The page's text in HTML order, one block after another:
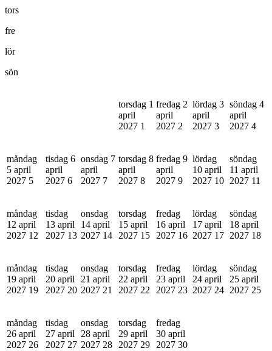
tors
fre
lör
sön
torsdag 1
april
2027 1
fredag 2
april
2027 2
lördag 3
april
2027 3
söndag 4
april
2027 4
måndag
5 april
2027 5
tisdag 6
april
2027 6
onsdag 7
april
2027 7
torsdag 8
april
2027 8
fredag 9
april
2027 9
lördag
10 april
2027 10
söndag
11 april
2027 11
måndag
12 april
2027 12
tisdag
13 april
2027 13
onsdag
14 april
2027 14
torsdag
15 april
2027 15
fredag
16 april
2027 16
lördag
17 april
2027 17
söndag
18 april
2027 18
måndag
19 april
2027 19
tisdag
20 april
2027 20
onsdag
21 april
2027 21
torsdag
22 april
2027 22
fredag
23 april
2027 23
lördag
24 april
2027 24
söndag
25 april
2027 25
måndag
26 april
2027 26
tisdag
27 april
2027 27
onsdag
28 april
2027 28
torsdag
29 april
2027 29
fredag
30 april
2027 30